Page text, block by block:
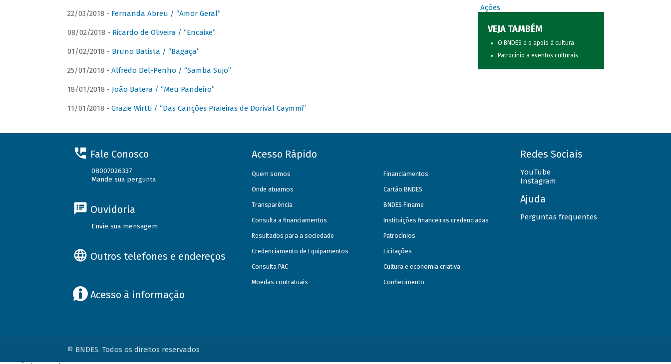
22/03/2018 - Fernanda Abreu / “Amor Geral”
08/02/2018 - Ricardo de Oliveira / “Encaixe”
01/02/2018 - Bruno Batista / “Bagaça”
25/01/2018 - Alfredo Del-Penho / “Samba Sujo”
18/01/2018 - João Batera / “Meu Pandeiro”
11/01/2018 - Grazie Wirtti / “Das Canções Praieiras de Dorival Caymmi”
Ações
VEJA TAMBÉM
O BNDES e o apoio à cultura
Patrocínio a eventos culturais
Fale Conosco
08007026337
Mande sua pergunta
Ouvidoria
Envie sua mensagem
Outros telefones e endereços
Acesso à informação
Acesso Rápido
Quem somos
Onde atuamos
Transparência
Consulta a financiamentos
Resultados para a sociedade
Credenciamento de Equipamentos
Consulta PAC
Moedas contratuais
Financiamentos
Cartão BNDES
BNDES Finame
Instituições financeiras credenciadas
Patrocínios
Licitações
Cultura e economia criativa
Conhecimento
Redes Sociais
YouTube
Instagram
Ajuda
Perguntas frequentes
© BNDES. Todos os direitos reservados